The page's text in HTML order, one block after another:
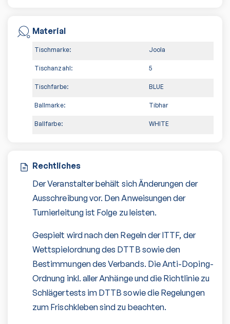
Material
Tischmarke: Joola
Tischanzahl: 5
Tischfarbe: BLUE
Ballmarke: Tibhar
Ballfarbe: WHITE
Rechtliches
Der Veranstalter behält sich Änderungen der
Ausschreibung vor. Den Anweisungen der
Turnierleitung ist Folge zu leisten.
Gespielt wird nach den Regeln der ITTF, der
Wettspielordnung des DTTB sowie den
Bestimmungen des Verbands. Die Anti-Doping-
Ordnung inkl. aller Anhänge und die Richtlinie zu
Schlägertests im DTTB sowie die Regelungen
zum Frischkleben sind zu beachten.